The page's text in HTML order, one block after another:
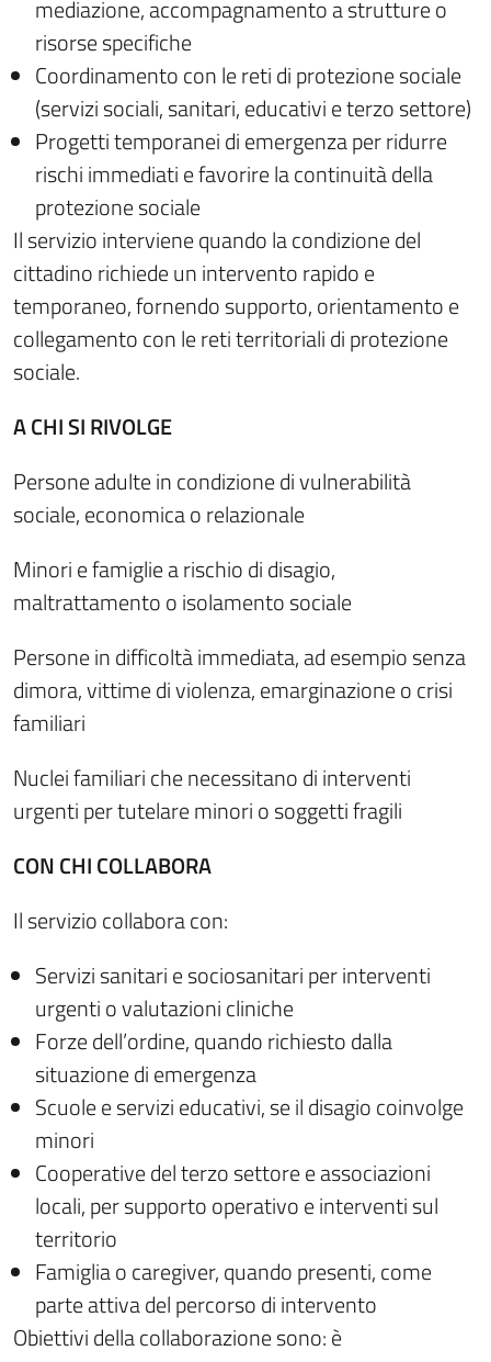
mediazione, accompagnamento a strutture o
risorse specifiche
Coordinamento con le reti di protezione sociale
(servizi sociali, sanitari, educativi e terzo settore)
Progetti temporanei di emergenza per ridurre
rischi immediati e favorire la continuità della
protezione sociale
Il servizio interviene quando la condizione del
cittadino richiede un intervento rapido e
temporaneo, fornendo supporto, orientamento e
collegamento con le reti territoriali di protezione
sociale.
A CHI SI RIVOLGE
Persone adulte in condizione di vulnerabilità
sociale, economica o relazionale
Minori e famiglie a rischio di disagio,
maltrattamento o isolamento sociale
Persone in difficoltà immediata, ad esempio senza
dimora, vittime di violenza, emarginazione o crisi
familiari
Nuclei familiari che necessitano di interventi
urgenti per tutelare minori o soggetti fragili
CON CHI COLLABORA
Il servizio collabora con:
Servizi sanitari e sociosanitari per interventi
urgenti o valutazioni cliniche
Forze dell’ordine, quando richiesto dalla
situazione di emergenza
Scuole e servizi educativi, se il disagio coinvolge
minori
Cooperative del terzo settore e associazioni
locali, per supporto operativo e interventi sul
territorio
Famiglia o caregiver, quando presenti, come
parte attiva del percorso di intervento
Obiettivi della collaborazione sono: è